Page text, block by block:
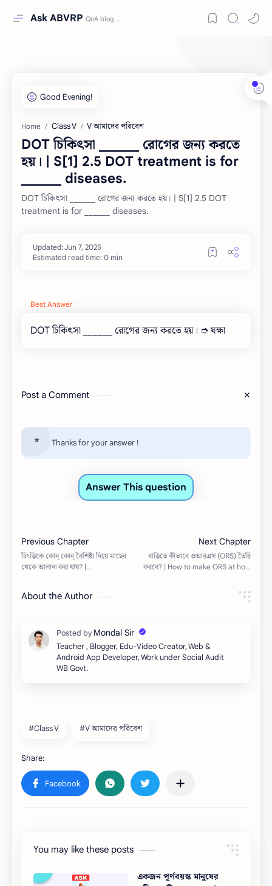
Ask ABVRP
Home Class V V আমাদের পরিবেশ
DOT চিকিৎসা ______ রোগের জন্য করতে
হয়। | S[1] 2.5 DOT treatment is for
______ diseases.
DOT চিকিৎসা ______ রোগের জন্য করতে হয়। | S[1] 2.5 DOT
treatment is for ______ diseases.
Estimated read time: 0 min
Best Answer
DOT চিকিৎসা ______ রোগের জন্য করতে হয়। ➮ যক্ষা
Post a Comment
Thanks for your answer !
About the Author
Teacher , Blogger, Edu-Video Creator, Web &
Android App Developer, Work under Social Audit
WB Govt.
#Class V #V আমাদের পরিবেশ
You may like these posts
একজন পূর্ণবয়স্ক মানুষের